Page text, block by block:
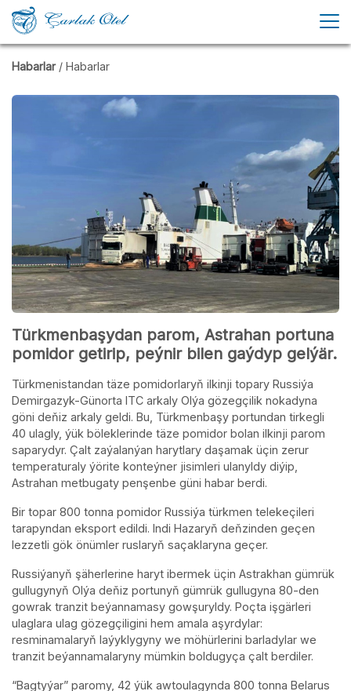
Habarlar / Habarlar
Türkmenbaşydan parom, Astrahan portuna
pomidor getirip, peýnir bilen gaýdyp gelýär.
Türkmenistandan täze pomidorlaryň ilkinji topary Russiýa
Demirgazyk-Günorta ITC arkaly Olýa gözegçilik nokadyna
göni deňiz arkaly geldi. Bu, Türkmenbaşy portundan tirkegli
40 ulagly, ýük böleklerinde täze pomidor bolan ilkinji parom
saparydyr. Çalt zaýalanýan harytlary daşamak üçin zerur
temperaturaly ýörite konteýner jisimleri ulanyldy diýip,
Astrahan metbugaty penşenbe güni habar berdi.
Bir topar 800 tonna pomidor Russiýa türkmen telekeçileri
tarapyndan eksport edildi. Indi Hazaryň deňzinden geçen
lezzetli gök önümler ruslaryň saçaklaryna geçer.
Russiýanyň şäherlerine haryt ibermek üçin Astrakhan gümrük
gullugynyň Olýa deňiz portunyň gümrük gullugyna 80-den
gowrak tranzit beýannamasy gowşuryldy. Poçta işgärleri
ulaglara ulag gözegçiligini hem amala aşyrdylar:
resminamalaryň laýyklygyny we möhürlerini barladylar we
tranzit beýannamalaryny mümkin boldugyça çalt berdiler.
“Bagtyýar” paromy, 42 ýük awtoulagynda 800 tonna Belarus